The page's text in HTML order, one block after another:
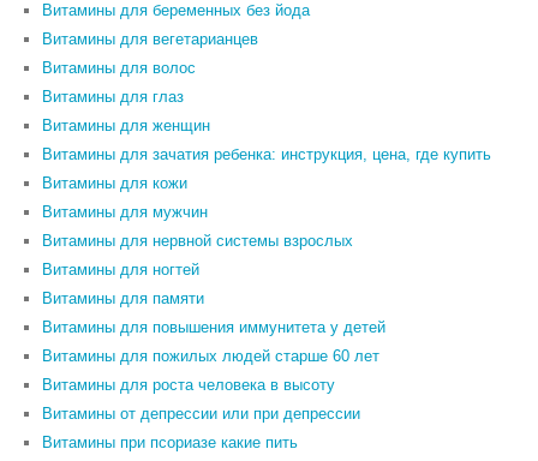
Витамины для беременных без йода
Витамины для вегетарианцев
Витамины для волос
Витамины для глаз
Витамины для женщин
Витамины для зачатия ребенка: инструкция, цена, где купить
Витамины для кожи
Витамины для мужчин
Витамины для нервной системы взрослых
Витамины для ногтей
Витамины для памяти
Витамины для повышения иммунитета у детей
Витамины для пожилых людей старше 60 лет
Витамины для роста человека в высоту
Витамины от депрессии или при депрессии
Витамины при псориазе какие пить